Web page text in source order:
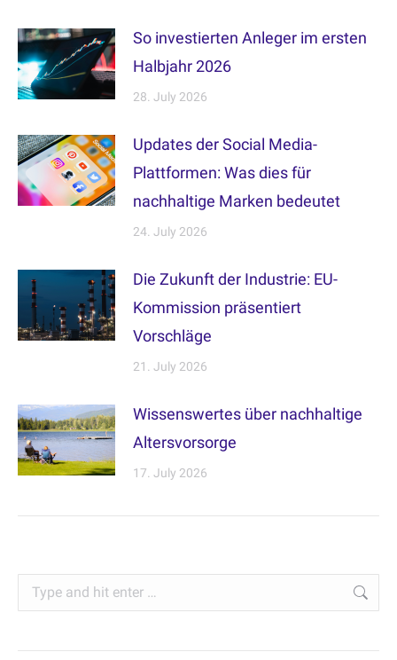
So investierten Anleger im ersten
Halbjahr 2026
28. July 2026
Updates der Social Media-
Plattformen: Was dies für
nachhaltige Marken bedeutet
24. July 2026
Die Zukunft der Industrie: EU-
Kommission präsentiert
Vorschläge
21. July 2026
Wissenswertes über nachhaltige
Altersvorsorge
17. July 2026
Search: